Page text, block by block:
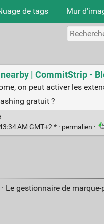
de tags Mur
| CommitStrip -
on peut activer les
gratuit ?
AM GMT+2 * · permalien ·
· Le gestionnaire de